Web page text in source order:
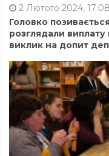
2 Лютого 2024, 17:08
Головко
розглядали
виклик на допит